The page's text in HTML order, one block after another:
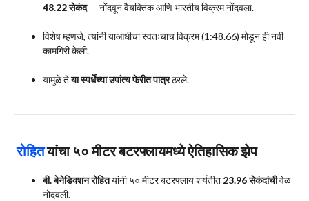
48.22 सेकंद— नोंदवून वैयक्तिक आणि भारतीय विक्रम नोंदवला.
विशेष म्हणजे, त्यांनी याआधीचा स्वतःचाच विक्रम (1:48.66) मोडून ही नवी
कामगिरी केली.
यामुळे तेया स्पर्धेच्या उपांत्य फेरीत पात्रठरले.
रोहितयांचा ५० मीटर बटरफ्लायमध्ये ऐतिहासिक झेप
बी. बेनेडिक्शन रोहितयांनी ५० मीटर बटरफ्लाय शर्यतीत 23.96 सेकंदांचीवेळ
नोंदवली.